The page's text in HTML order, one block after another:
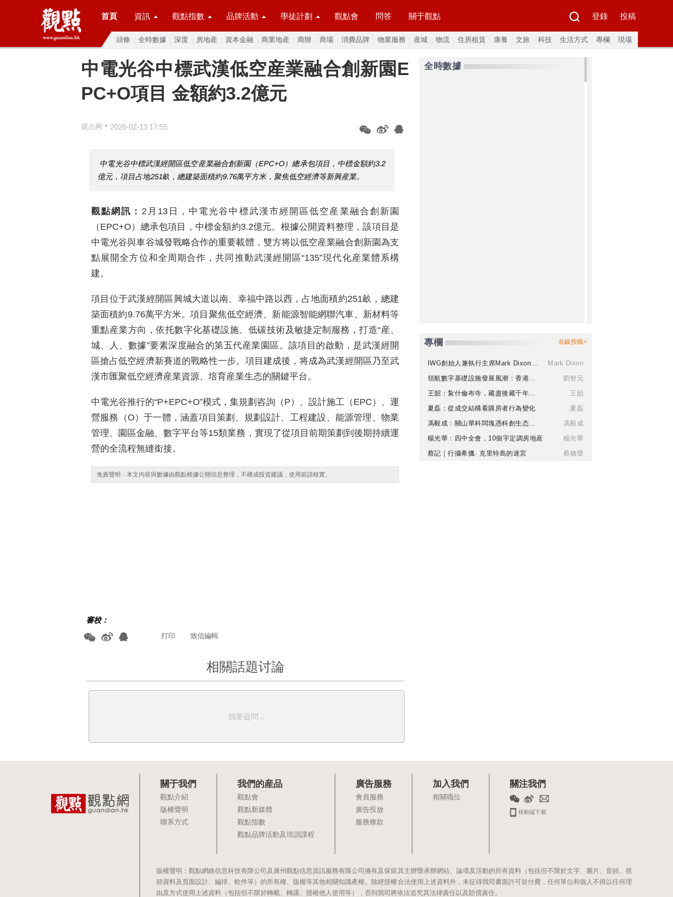
首頁 資訊 觀點指數 品牌活動 學徒計劃 觀點會 問答 關于觀點 登錄 投稿
頭條 全時數據 深度 房地産 資本金融 商業地産 商辦 商場 消費品牌 物業服務 産城 物流 住房租賃 康養 文旅 科技 生活方式 專欄 現場
中電光谷中標武漢低空産業融合創新園E
PC+O項目 金額約3.2億元
观点网 • 2026-02-13 17:55
中電光谷中標武漢經開區低空産業融合創新園（EPC+O）總承包項目，中標金額約3.2
億元，項目占地251畝，總建築面積約9.76萬平方米，聚焦低空經濟等新興産業。
觀點網訊： 2月13日，中電光谷中標武漢市經開區低空産業融合創新園
（EPC+O）總承包項目，中標金額約3.2億元。根據公開資料整理，該項目是
中電光谷與車谷城發戰略合作的重要載體，雙方将以低空産業融合創新園為支
點展開全方位和全周期合作，共同推動武漢經開區“135”現代化産業體系構
建。
項目位于武漢經開區興城大道以南、幸福中路以西，占地面積約251畝，總建
築面積約9.76萬平方米。項目聚焦低空經濟、新能源智能網聯汽車、新材料等
重點産業方向，依托數字化基礎設施、低碳技術及敏捷定制服務，打造“産、
城、人、數據”要素深度融合的第五代産業園區。該項目的啟動，是武漢經開
區搶占低空經濟新賽道的戰略性一步。項目建成後，将成為武漢經開區乃至武
漢市匯聚低空經濟産業資源、培育産業生态的關鍵平台。
中電光谷推行的“P+EPC+O”模式，集規劃咨詢（P）、設計施工（EPC）、運
營服務（O）于一體，涵蓋項目策劃、規劃設計、工程建設、能源管理、物業
管理、園區金融、數字平台等15類業務，實現了從項目前期策劃到後期持續運
營的全流程無縫銜接。
免責聲明：本文内容與數據由觀點根據公開信息整理，不構成投資建議，使用前請核實。
審校：
致信編輯
打印
相關話題讨論
我要提問...
全時數據
專欄 在線投稿+
IWG創始人兼執行主席Mark Dixon...
Mark Dixon
領航數字基礎設施發展風潮：香港...
劉智元
王韶：紮什倫布寺，藏盡後藏千年...
王韶
夏磊：從成交結構看購房者行為變化
夏磊
馮毅成：關山華科闆塊憑科創生态...
馮毅成
楊光華：四中全會，10個字定調房地産
楊光華
蔡記｜行攝希臘· 克里特島的迷宮
蔡穗聲
關于我們
觀點介紹
版權聲明
聯系方式
我們的産品
觀點會
觀點新媒體
觀點指數
觀點品牌活動及培訓課程
廣告服務
會員服務
廣告投放
服務條款
加入我們
相關職位
關注我們
移動端下載
版權聲明：觀點網絡信息科技有限公司及廣州觀點信息資訊服務有限公司擁有及保留其主辦暨承辦網站、論壇及活動的所有資料（包括但不限於文字、圖片、音頻、視
頻資料及頁面設計、編排、軟件等）的所有權、版權等其他相關知識產權。除經授權合法使用上述資料外，未征得我司書面許可並付費，任何單位和個人不得以任何理
由及方式使用上述資料（包括但不限於轉載、轉讓、授權他人使用等），否則我司將依法追究其法律責任以及賠償責任。